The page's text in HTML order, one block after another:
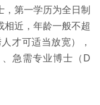
第一学历为全日制
相近，年龄一般不超
才可适当放宽），
急需专业博士（D